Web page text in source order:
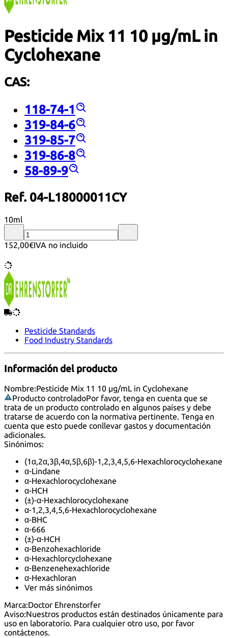
Pesticide Mix 11 10 µg/mL in
Cyclohexane
CAS:
118-74-1
319-84-6
319-85-7
319-86-8
58-89-9
Ref. 04-L18000011CY
10ml
152,00€IVA no incluido
Pesticide Standards
Food Industry Standards
Información del producto
Nombre:Pesticide Mix 11 10 µg/mL in Cyclohexane
Producto controladoPor favor, tenga en cuenta que se
trata de un producto controlado en algunos países y debe
tratarse de acuerdo con la normativa pertinente. Tenga en
cuenta que esto puede conllevar gastos y documentación
adicionales.
Sinónimos:
(1α,2α,3β,4α,5β,6β)-1,2,3,4,5,6-Hexachlorocyclohexane
α-Lindane
α-Hexachlorocyclohexane
α-HCH
(±)-α-Hexachlorocyclohexane
α-1,2,3,4,5,6-Hexachlorocyclohexane
α-BHC
α-666
(±)-α-HCH
α-Benzohexachloride
α-Hexachlorcyclohexane
α-Benzenehexachloride
α-Hexachloran
Ver más sinónimos
Marca:Doctor Ehrenstorfer
Aviso:Nuestros productos están destinados únicamente para
uso en laboratorio. Para cualquier otro uso, por favor
contáctenos.